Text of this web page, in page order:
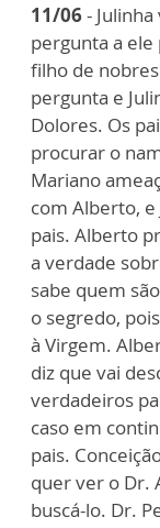
11/06-
pergunta a ele
filho de
pergunta e
Dolores. Os
procurar o
Mariano
com Alberto,
pais. Alberto
a verdade
sabe quem
o segredo,
à Virgem.
diz que vai
verdadeiros
caso em
pais.
quer ver o Dr.
buscá-lo. Dr.